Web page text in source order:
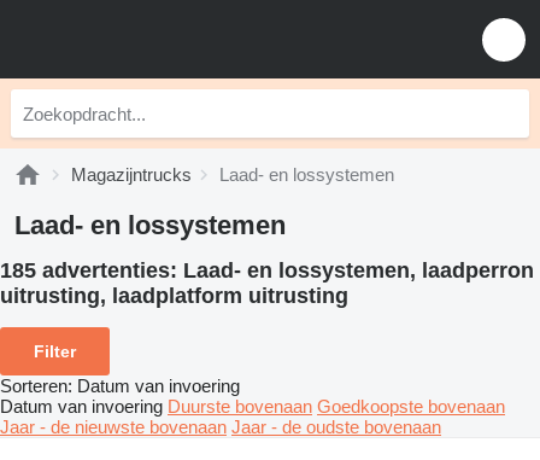
Magazijntrucks Laad- en lossystemen
Laad- en lossystemen
185 advertenties: Laad- en lossystemen, laadperron
uitrusting, laadplatform uitrusting
Filter
Sorteren: Datum van invoering
Datum van invoering Duurste bovenaan Goedkoopste bovenaan
Jaar - de nieuwste bovenaan Jaar - de oudste bovenaan